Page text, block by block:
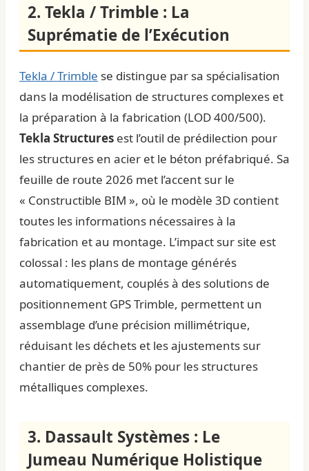
2. Tekla / Trimble : La
Suprématie de l’Exécution
Tekla / Trimble se distingue par sa spécialisation
dans la modélisation de structures complexes et
la préparation à la fabrication (LOD 400/500).
Tekla Structures est l’outil de prédilection pour
les structures en acier et le béton préfabriqué. Sa
feuille de route 2026 met l’accent sur le
« Constructible BIM », où le modèle 3D contient
toutes les informations nécessaires à la
fabrication et au montage. L’impact sur site est
colossal : les plans de montage générés
automatiquement, couplés à des solutions de
positionnement GPS Trimble, permettent un
assemblage d’une précision millimétrique,
réduisant les déchets et les ajustements sur
chantier de près de 50% pour les structures
métalliques complexes.
3. Dassault Systèmes : Le
Jumeau Numérique Holistique